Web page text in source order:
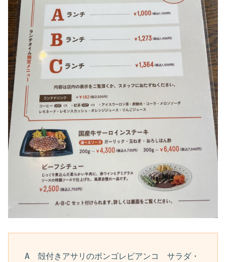
A　殻付きアサリのボンゴレビアンコ　サラダ・